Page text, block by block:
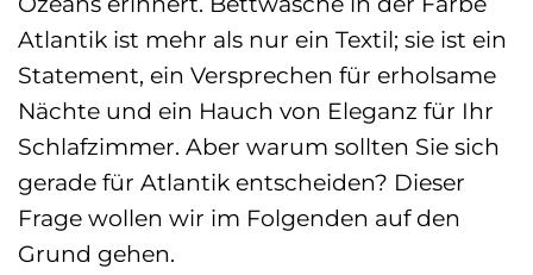
Atlantik ist mehr als nur ein Textil; sie ist ein
Statement, ein Versprechen für erholsame
Nächte und ein Hauch von Eleganz für Ihr
Schlafzimmer. Aber warum sollten Sie sich
gerade für Atlantik entscheiden? Dieser
Frage wollen wir im Folgenden auf den
Grund gehen.